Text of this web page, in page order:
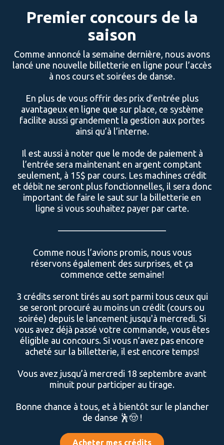
Premier concours de la
saison
Comme annoncé la semaine dernière, nous avons
lancé une nouvelle billetterie en ligne pour l’accès
à nos cours et soirées de danse.
En plus de vous offrir des prix d’entrée plus
avantageux en ligne que sur place, ce système
facilite aussi grandement la gestion aux portes
ainsi qu’à l’interne.
Il est aussi à noter que le mode de paiement à
l’entrée sera maintenant en argent comptant
seulement, à 15$ par cours. Les machines crédit
et débit ne seront plus fonctionnelles, il sera donc
important de faire le saut sur la billetterie en
ligne si vous souhaitez payer par carte.
————————————
Comme nous l’avions promis, nous vous
réservons également des surprises, et ça
commence cette semaine!
3 crédits seront tirés au sort parmi tous ceux qui
se seront procuré au moins un crédit (cours ou
soirée) depuis le lancement jusqu'à mercredi. Si
vous avez déjà passé votre commande, vous êtes
éligible au concours. Si vous n’avez pas encore
acheté sur la billetterie, il est encore temps!
Vous avez jusqu’à mercredi 18 septembre avant
minuit pour participer au tirage.
Bonne chance à tous, et à bientôt sur le plancher
de danse 🕺🤠 !
Acheter mes crédits